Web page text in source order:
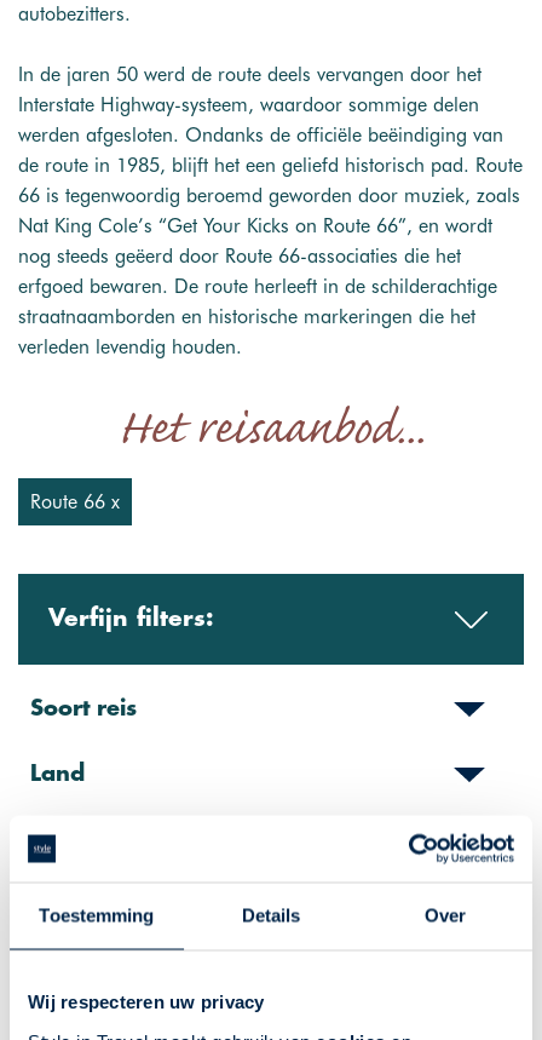
Toestemming Details Over
Wij respecteren uw privacy
autobezitters.
In de jaren 50 werd de route deels vervangen door het
Interstate Highway-systeem, waardoor sommige delen
werden afgesloten. Ondanks de officiële beëindiging van
de route in 1985, blijft het een geliefd historisch pad. Route
66 is tegenwoordig beroemd geworden door muziek, zoals
Nat King Cole’s “Get Your Kicks on Route 66”, en wordt
nog steeds geëerd door Route 66-associaties die het
erfgoed bewaren. De route herleeft in de schilderachtige
straatnaamborden en historische markeringen die het
verleden levendig houden.
Het reisaanbod...
Route 66 x
Verfijn filters:
Soort reis
Land
Regio
Toeristische gebieden